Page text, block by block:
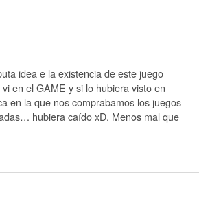
idea e la existencia de este juego
en el GAME y si lo hubiera visto en
en la que nos comprabamos los juegos
hubiera caído xD. Menos mal que